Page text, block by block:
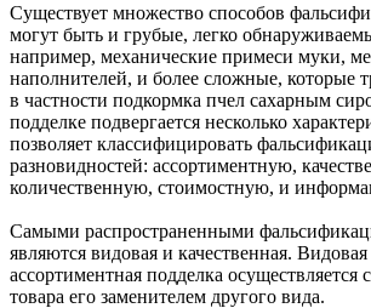
Существует множество способов
могут быть и грубые, легко
например, механические примеси муки,
наполнителей, и более сложные, которые
в частности подкормка пчел сахарным
подделке подвергается несколько
позволяет классифицировать
разновидностей: ассортиментную,
количественную, стоимостную, и
Самыми распространенными
являются видовая и качественная.
ассортиментная подделка
товара его заменителем другого вида.